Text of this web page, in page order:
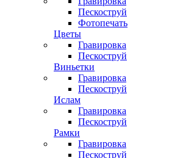
Пескоструй
Фотопечать
Цветы
Гравировка
Пескоструй
Виньетки
Гравировка
Пескоструй
Ислам
Гравировка
Пескоструй
Рамки
Гравировка
Пескоструй